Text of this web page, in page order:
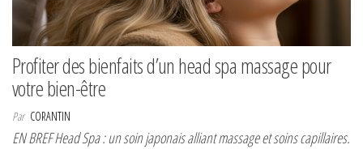
Profiter des bienfaits d’un head spa massage pour
votre bien-être
Par CORANTIN
EN BREF Head Spa : un soin japonais alliant massage et soins capillaires.